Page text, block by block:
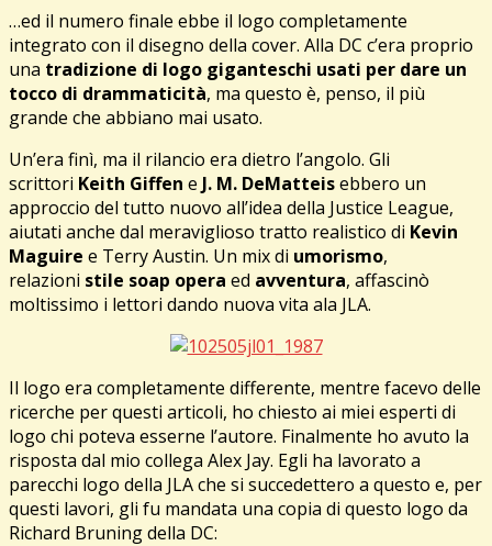
…ed il numero finale ebbe il logo completamente
integrato con il disegno della cover. Alla DC c’era proprio
una tradizione di logo giganteschi usati per dare un
tocco di drammaticità, ma questo è, penso, il più
grande che abbiano mai usato.
Un’era finì, ma il rilancio era dietro l’angolo. Gli
scrittori Keith Giffen e J. M. DeMatteisebbero un
approccio del tutto nuovo all’idea della Justice League,
aiutati anche dal meraviglioso tratto realistico di Kevin
Maguire e Terry Austin. Un mix di umorismo,
relazioni stile soap opera ed avventura, affascinò
moltissimo i lettori dando nuova vita ala JLA.
Il logo era completamente differente, mentre facevo delle
ricerche per questi articoli, ho chiesto ai miei esperti di
logo chi poteva esserne l’autore. Finalmente ho avuto la
risposta dal mio collega Alex Jay. Egli ha lavorato a
parecchi logo della JLA che si succedettero a questo e, per
questi lavori, gli fu mandata una copia di questo logo da
Richard Bruning della DC: